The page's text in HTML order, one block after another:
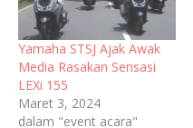
Yamaha STSJ Ajak Awak
Media Rasakan Sensasi
LEXi 155
Maret 3, 2024
dalam "event acara"